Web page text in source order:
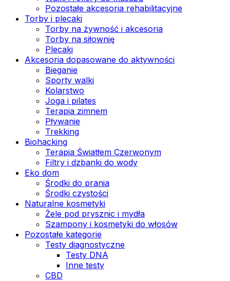
Pozostałe akcesoria rehabilitacyjne
Torby i plecaki
Torby na żywność i akcesoria
Torby na siłownię
Plecaki
Akcesoria dopasowane do aktywności
Bieganie
Sporty walki
Kolarstwo
Joga i pilates
Terapia zimnem
Pływanie
Trekking
Biohacking
Terapia Światłem Czerwonym
Filtry i dzbanki do wody
Eko dom
Środki do prania
Środki czystości
Naturalne kosmetyki
Żele pod prysznic i mydła
Szampony i kosmetyki do włosów
Pozostałe kategorie
Testy diagnostyczne
Testy DNA
Inne testy
CBD